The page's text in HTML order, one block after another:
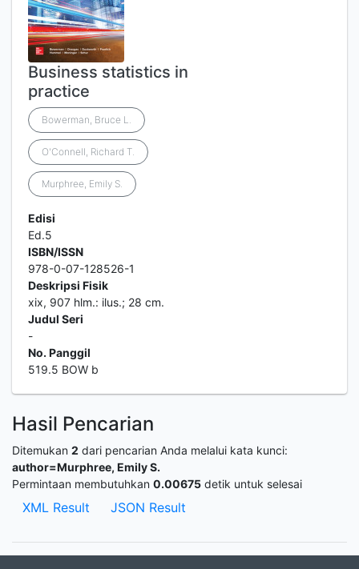
Business statistics in
practice
Bowerman, Bruce L.
O'Connell, Richard T.
Murphree, Emily S.
Edisi
Ed.5
ISBN/ISSN
978-0-07-128526-1
Deskripsi Fisik
xix, 907 hlm.: ilus.; 28 cm.
Judul Seri
-
No. Panggil
519.5 BOW b
Hasil Pencarian
Ditemukan 2 dari pencarian Anda melalui kata kunci:
author=Murphree, Emily S.
Permintaan membutuhkan 0.00675 detik untuk selesai
XML Result JSON Result